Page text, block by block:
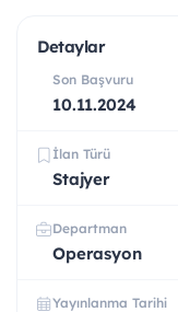
Detaylar
Son Başvuru
10.11.2024
İlan Türü
Stajyer
Departman
Operasyon
Yayınlanma Tarihi